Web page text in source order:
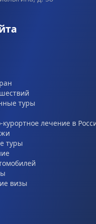
туры
курортное лечение в
туры
визы